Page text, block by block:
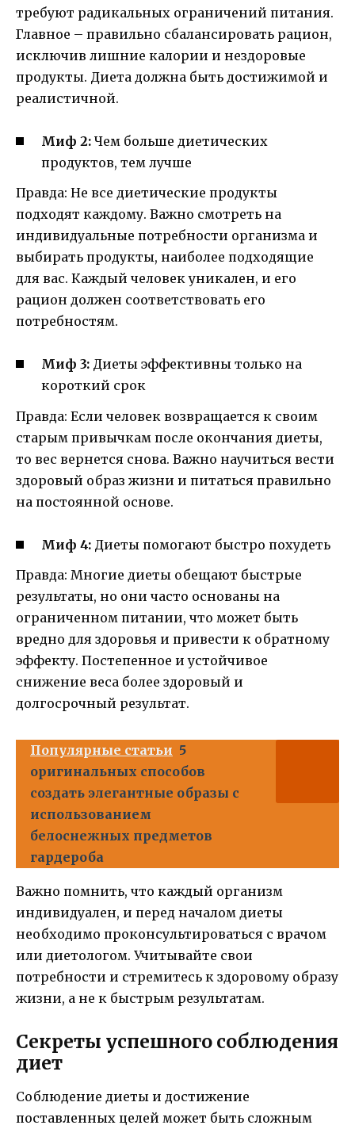
требуют радикальных ограничений питания.
Главное – правильно сбалансировать рацион,
исключив лишние калории и нездоровые
продукты. Диета должна быть достижимой и
реалистичной.
Миф 2: Чем больше диетических
продуктов, тем лучше
Правда: Не все диетические продукты
подходят каждому. Важно смотреть на
индивидуальные потребности организма и
выбирать продукты, наиболее подходящие
для вас. Каждый человек уникален, и его
рацион должен соответствовать его
потребностям.
Миф 3: Диеты эффективны только на
короткий срок
Правда: Если человек возвращается к своим
старым привычкам после окончания диеты,
то вес вернется снова. Важно научиться вести
здоровый образ жизни и питаться правильно
на постоянной основе.
Миф 4: Диеты помогают быстро похудеть
Правда: Многие диеты обещают быстрые
результаты, но они часто основаны на
ограниченном питании, что может быть
вредно для здоровья и привести к обратному
эффекту. Постепенное и устойчивое
снижение веса более здоровый и
долгосрочный результат.
Популярные статьи 5
оригинальных способов
создать элегантные образы с
использованием
белоснежных предметов
гардероба
Важно помнить, что каждый организм
индивидуален, и перед началом диеты
необходимо проконсультироваться с врачом
или диетологом. Учитывайте свои
потребности и стремитесь к здоровому образу
жизни, а не к быстрым результатам.
Секреты успешного соблюдения
диет
Соблюдение диеты и достижение
поставленных целей может быть сложным